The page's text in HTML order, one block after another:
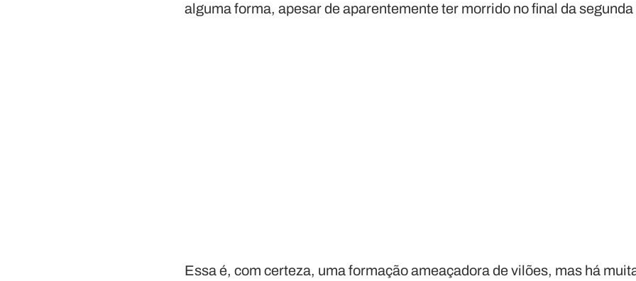
alguma forma, apesar de aparentemente ter morrido no final da
Essa é, com certeza, uma formação ameaçadora de vilões, mas há